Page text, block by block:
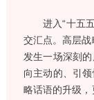
进入“十五
交汇点。高层
发生一场深刻的
向主动的、引
略话语的升级